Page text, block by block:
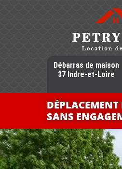
Débarras de maison
37 Indre-et-Loire
DÉPLACEMENT
SANS